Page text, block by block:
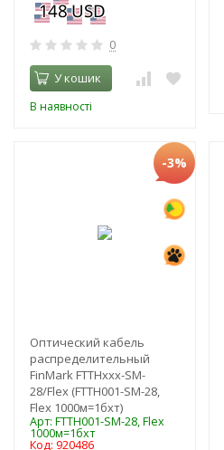
0
У кошик
В наявності
-3%
Оптический кабель
распределительный
FinMark FTTHxxx-SM-
28/Flex (FTTH001-SM-28,
Flex 1000м=1бхт)
Арт: FTTH001-SM-28, Flex
1000м=1бхт
Код: 920486